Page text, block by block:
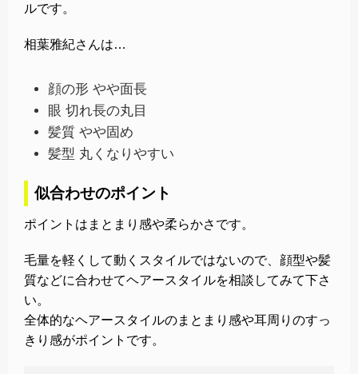
ルです。
相葉雅紀さんは…
顔の形 やや面長
眼 切れ長の丸目
髪質 やや固め
髪型 丸くなりやすい
似合わせのポイント
ポイントはまとまり感や柔らかさです。
毛量を軽くして動くスタイルではないので、顔型や髪
質などに合わせてヘアースタイルを相談してみて下さ
い。
全体的なヘアースタイルのまとまり感や耳周りのすっ
きり感がポイントです。